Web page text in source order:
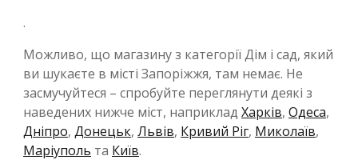
.
Можливо, що магазину з категорії Дім і сад, який
ви шукаєте в місті Запоріжжя, там немає. Не
засмучуйтеся – спробуйте переглянути деякі з
наведених нижче міст, наприклад Харків, Одеса,
Дніпро, Донецьк, Львів, Кривий Ріг, Миколаїв,
Маріуполь та Київ.